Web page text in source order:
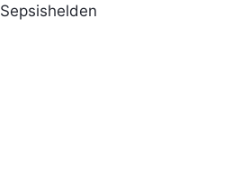
Sepsishelden